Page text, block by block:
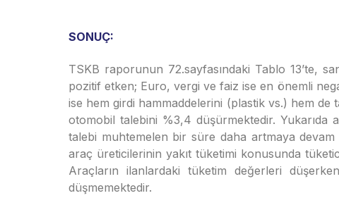
SONUÇ:
TSKB raporunun 72.sayfasındaki Tablo 13’te,
pozitif etken; Euro, vergi ve faiz ise en önemli
ise hem girdi hammaddelerini (plastik vs.) hem de
otomobil talebini %3,4 düşürmektedir. Yukarıda
talebi muhtemelen bir süre daha artmaya
araç üreticilerinin yakıt tüketimi konusunda
Araçların ilanlardaki tüketim değerleri
düşmemektedir.